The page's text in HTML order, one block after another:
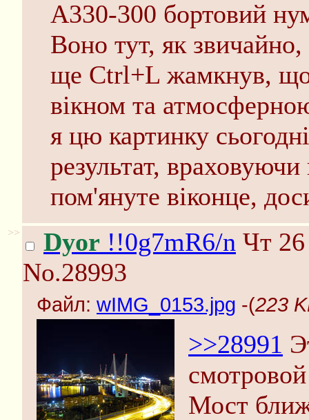
А330-300 бортовий
Воно тут, як
ще Ctrl+L жамкнув,
вiкном та
я цю картинку
результат,
пом'януте вiконце,
>> Dyor !!0g7mR6/n Чт 26
No.28993
Файл: wIMG_0153.jpg -(223
>>28991
Мост